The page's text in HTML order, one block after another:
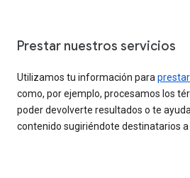
Prestar nuestros servicios
Utilizamos tu información para
como, por ejemplo, procesamos los
poder devolverte resultados o te
contenido sugiriéndote destinatarios